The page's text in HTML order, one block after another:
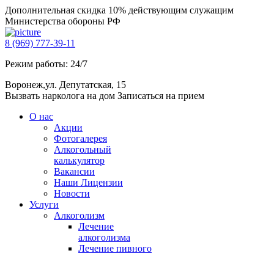
Дополнительная скидка 10% действующим служащим
Министерства обороны РФ
8 (969) 777-39-11
Режим работы: 24/7
Воронеж,ул. Депутатская, 15
Вызвать нарколога на дом Записаться на прием
О нас
Акции
Фотогалерея
Алкогольный
калькулятор
Вакансии
Наши Лицензии
Новости
Услуги
Алкоголизм
Лечение
алкоголизма
Лечение пивного